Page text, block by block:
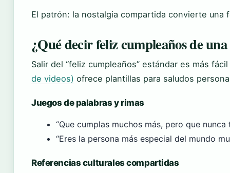
El patrón: la nostalgia compartida convierte una
¿Qué decir feliz cumpleaños de
Salir del “feliz cumpleaños” estándar es más
de videos) ofrece plantillas para saludos
Juegos de palabras y rimas
“Que cumplas muchos más, pero que nunca
“Eres la persona más especial del mundo
Referencias culturales compartidas